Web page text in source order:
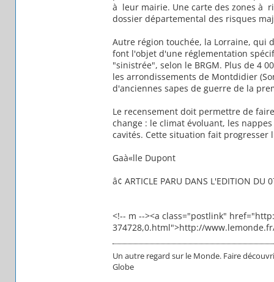
à leur mairie. Une carte des zones à
dossier départemental des risques
Autre région touchée, la Lorraine, qui
font l'objet d'une réglementation
"sinistrée", selon le BRGM. Plus de 4
les arrondissements de Montdidier
d'anciennes sapes de guerre de la
Le recensement doit permettre de
change : le climat évoluant, les
cavités. Cette situation fait
Gaà«lle Dupont
â¢ ARTICLE PARU DANS L'EDITION DU
<!-- m --><a class="postlink"
374728,0.html">http://
Un autre regard sur le Monde. Faire
Globe